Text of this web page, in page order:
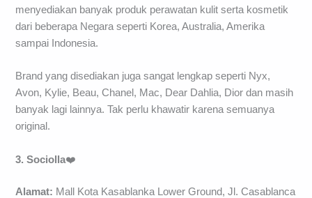
menyediakan banyak produk perawatan kulit serta kosmetik
dari beberapa Negara seperti Korea, Australia, Amerika
sampai Indonesia.
Brand yang disediakan juga sangat lengkap seperti Nyx,
Avon, Kylie, Beau, Chanel, Mac, Dear Dahlia, Dior dan masih
banyak lagi lainnya. Tak perlu khawatir karena semuanya
original.
3. Sociolla❤️
Alamat: Mall Kota Kasablanka Lower Ground, Jl. Casablanca